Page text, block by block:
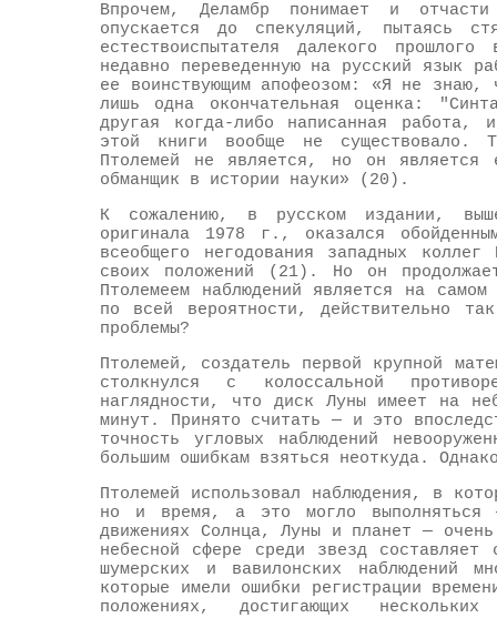
Впрочем, Деламбр понимает и
опускается до спекуляций, пытаясь
естествоиспытателя далекого
недавно переведенную на русский язык
ее воинствующим апофеозом: «Я не знаю,
лишь одна окончательная оценка:
другая когда-либо написанная
этой книги вообще не существовало.
Птолемей не является, но он является
обманщик в истории науки» (20).
К сожалению, в русском издании,
оригинала 1978 г., оказался
всеобщего негодования западных
своих положений (21). Но он
Птолемеем наблюдений является на
по всей вероятности, действительно
проблемы?
Птолемей, создатель первой крупной
столкнулся с колоссальной
наглядности, что диск Луны имеет на
минут. Принято считать — и это
точность угловых наблюдений
большим ошибкам взяться неоткуда.
Птолемей использовал наблюдения, в
но и время, а это могло выполняться
движениях Солнца, Луны и планет —
небесной сфере среди звезд
шумерских и вавилонских наблюдений
которые имели ошибки регистрации
положениях, достигающих